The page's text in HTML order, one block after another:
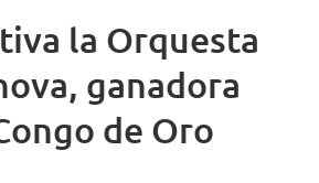
la Orquesta
ganadora
de Oro